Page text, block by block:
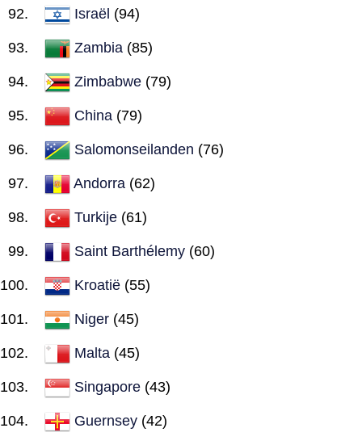
Israël (94)
Zambia (85)
Zimbabwe (79)
China (79)
Salomonseilanden (76)
Andorra (62)
Turkije (61)
Saint Barthélemy (60)
Kroatië (55)
Niger (45)
Malta (45)
Singapore (43)
Guernsey (42)